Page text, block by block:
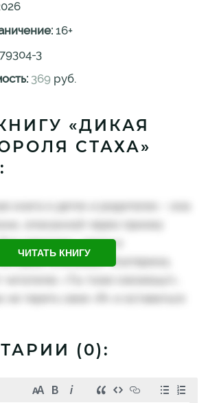
16+
3
369 руб.
«ДИКАЯ
СТАХА»
ЧИТАТЬ КНИГУ
(0):